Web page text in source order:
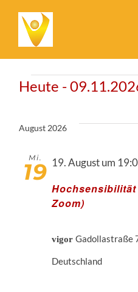
Heute -
August 2026
Mi.
19
Zoom)
19. August um
vigorGadollastraße
Deutschland